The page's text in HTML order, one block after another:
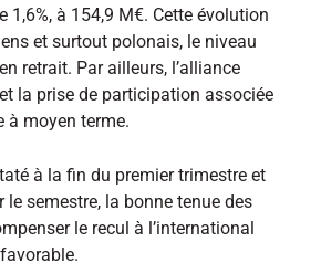
à 154,9 M€. Cette évolution
et surtout polonais, le niveau
retrait. Par ailleurs, l’alliance
la prise de participation associée
à moyen terme.
à la fin du premier trimestre et
le semestre, la bonne tenue des
le recul à l’international